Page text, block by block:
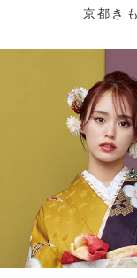
京都き